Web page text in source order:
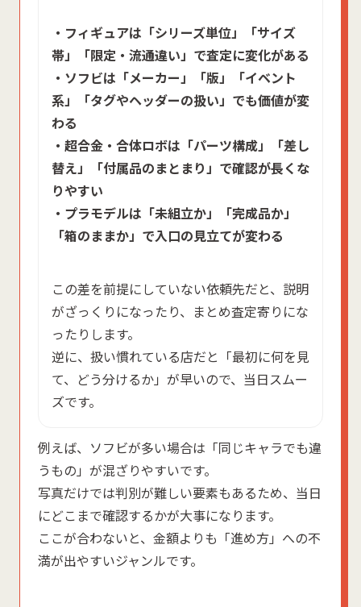
・フィギュアは「シリーズ単位」「サイズ
帯」「限定・流通違い」で査定に変化がある
・ソフビは「メーカー」「版」「イベント
系」「タグやヘッダーの扱い」でも価値が変
わる
・超合金・合体ロボは「パーツ構成」「差し
替え」「付属品のまとまり」で確認が長くな
りやすい
・プラモデルは「未組立か」「完成品か」
「箱のままか」で入口の見立てが変わる
この差を前提にしていない依頼先だと、説明
がざっくりになったり、まとめ査定寄りにな
ったりします。
逆に、扱い慣れている店だと「最初に何を見
て、どう分けるか」が早いので、当日スムー
ズです。
例えば、ソフビが多い場合は「同じキャラでも違
うもの」が混ざりやすいです。
写真だけでは判別が難しい要素もあるため、当日
にどこまで確認するかが大事になります。
ここが合わないと、金額よりも「進め方」への不
満が出やすいジャンルです。